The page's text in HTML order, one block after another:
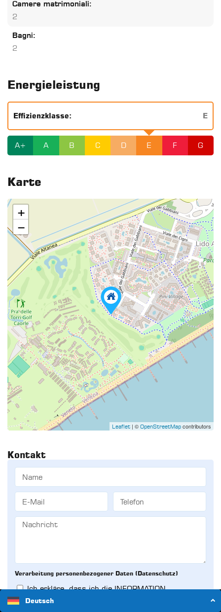
Camere matrimoniali:
2
Bagni:
2
Energieleistung
Effizienzklasse: E
A+ A B C D E F G
Karte
+
−
Leaflet | © OpenStreetMap contributors
Kontakt
Verarbeitung personenbezogener Daten (Datenschutz)
Ich erkläre, dass ich die INFORMATION
Datenschutzerklärung
Deutsch